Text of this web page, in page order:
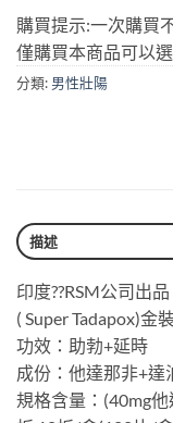
購買提示:一次購買
僅購買本商品可以
分類: 男性壯陽
描述
印度??RSM公司出
( Super Tadapox)金
功效：助勃+延時
成份：他達那非+達
規格含量：(40mg